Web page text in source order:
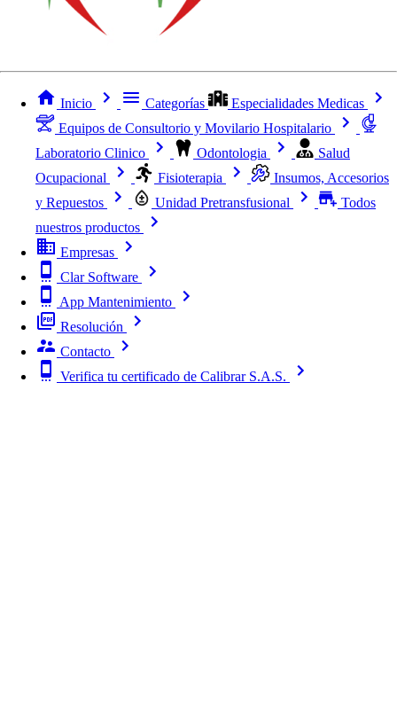
Inicio Categorías
Especialidades Medicas
Equipos de Consultorio y Movilario Hospitalario
Laboratorio Clinico
Odontologia
Salud
Ocupacional
Fisioterapia
Insumos, Accesorios
y Repuestos
Unidad Pretransfusional
Todos
nuestros productos
Empresas
Clar Software
App Mantenimiento
Resolución
Contacto
Verifica tu certificado de Calibrar S.A.S.